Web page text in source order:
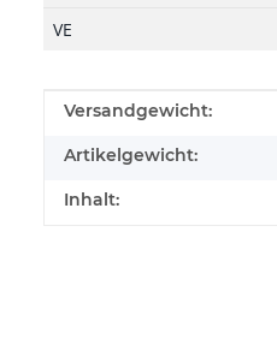
VE
Produkteigenschaft
Wert
Versandgewicht:
Artikelgewicht:
Inhalt: